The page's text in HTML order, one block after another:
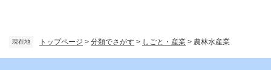
現在地 トップページ > 分類でさがす > しごと・産業 > 農林水産業